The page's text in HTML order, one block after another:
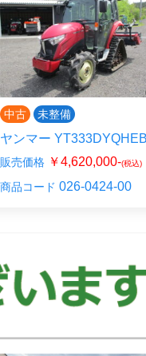
中古 整備済
ヰセキ
NTA253GQRAN15LV